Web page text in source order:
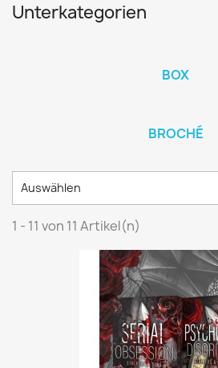
Unterkategorien
BOX
BROCHÉ
Auswählen
1 - 11 von 11 Artikel(n)